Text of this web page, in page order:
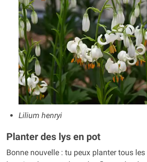
Lilium henryi
Planter des lys en pot
Bonne nouvelle : tu peux planter tous